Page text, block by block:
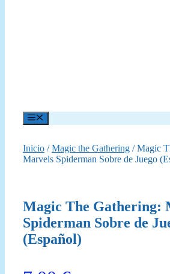
Menú
Inicio /Magic the Gathering / Magic
Marvels Spiderman Sobre de Juego
Magic The Gathering:
Spiderman Sobre de
(Español)